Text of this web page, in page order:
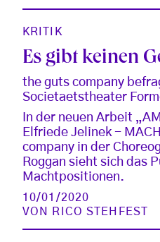
KRITIK
Es gibt keinen
the guts company
Societaetstheater
In der neuen Arbeit
Elfriede Jelinek -
company in der
Roggan sieht sich das
Machtpositionen.
10/01/2020
VON
RICO STEHFEST